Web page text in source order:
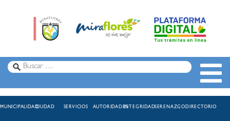
MUNICIPALIDADCIUDAD SERVICIOS AUTORIDADESINTEGRIDADSERENAZGODIRECTORIO